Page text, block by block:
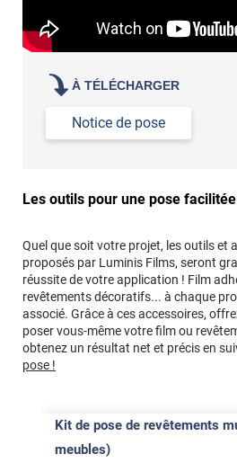
À TÉLÉCHARGER
Notice de pose
Les outils pour une pose facilitée
Quel que soit votre projet, les outils et
proposés par Luminis Films, seront
réussite de votre application ! Film
revêtements décoratifs... à chaque
associé. Grâce à ces accessoires,
poser vous-même votre film ou
obtenez un résultat net et précis en
pose !
Kit de pose de revêtements
meubles)